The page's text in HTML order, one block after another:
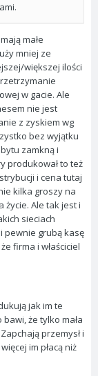
małe
mniej ze
większej ilości
w gacie. Ale
nie jest
z zyskiem wg
bez wyjątku
zamkną i
produkował to też
i cena tutaj
kilka groszy na
życie. Ale tak jest i
sieciach
pewnie grubą kasę
firma i właściciel
jak im te
że tylko mała
przemysł i
im płacą niż